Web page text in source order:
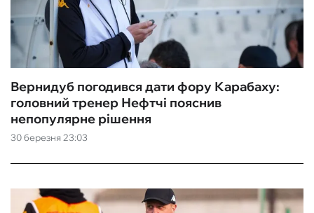
30 березня 23:03
Вернидуб погодився дати фору Карабаху:
головний тренер Нефтчі пояснив
непопулярне рішення